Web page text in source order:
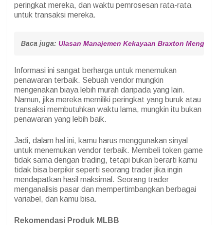
peringkat mereka, dan waktu pemrosesan rata-rata
untuk transaksi mereka.
Baca juga: Ulasan Manajemen Kekayaan Braxton
Informasi ini sangat berharga untuk menemukan
penawaran terbaik. Sebuah vendor mungkin
mengenakan biaya lebih murah daripada yang lain.
Namun, jika mereka memiliki peringkat yang buruk atau
transaksi membutuhkan waktu lama, mungkin itu bukan
penawaran yang lebih baik.
Jadi, dalam hal ini, kamu harus menggunakan sinyal
untuk menemukan vendor terbaik. Membeli token game
tidak sama dengan trading, tetapi bukan berarti kamu
tidak bisa berpikir seperti seorang trader jika ingin
mendapatkan hasil maksimal. Seorang trader
menganalisis pasar dan mempertimbangkan berbagai
variabel, dan kamu bisa.
Rekomendasi Produk MLBB